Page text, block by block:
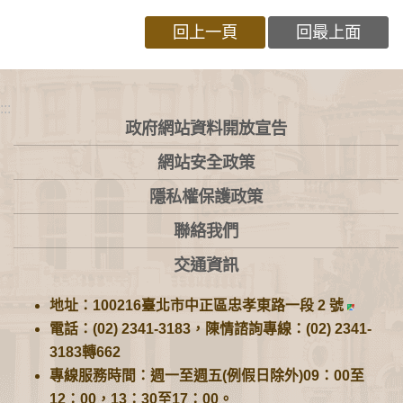
回上一頁 回最上面
:::
政府網站資料開放宣告
網站安全政策
隱私權保護政策
聯絡我們
交通資訊
地址：100216臺北市中正區忠孝東路一段 2 號
電話：(02) 2341-3183，陳情諮詢專線：(02) 2341-
3183轉662
專線服務時間：週一至週五(例假日除外)09：00至
12：00，13：30至17：00。